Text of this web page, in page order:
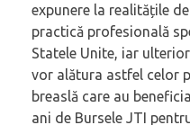
expunere la realitățile
practică profesională
Statele Unite, iar
vor alătura astfel celor
breaslă care au
ani de Bursele JTI